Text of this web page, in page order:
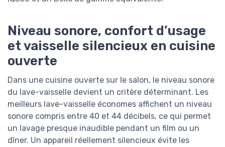
Niveau sonore, confort d’usage
et vaisselle silencieux en cuisine
ouverte
Dans une cuisine ouverte sur le salon, le niveau sonore
du lave-vaisselle devient un critère déterminant. Les
meilleurs lave-vaisselle économes affichent un niveau
sonore compris entre 40 et 44 décibels, ce qui permet
un lavage presque inaudible pendant un film ou un
dîner. Un appareil réellement silencieux évite les